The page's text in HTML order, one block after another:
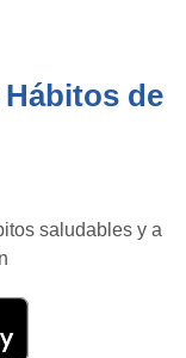
de
saludables y a